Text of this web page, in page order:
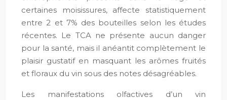
certaines moisissures, affecte statistiquement
entre 2 et 7% des bouteilles selon les études
récentes. Le TCA ne présente aucun danger
pour la santé, mais il anéantit complètement le
plaisir gustatif en masquant les arômes fruités
et floraux du vin sous des notes désagréables.
Les manifestations olfactives d’un vin